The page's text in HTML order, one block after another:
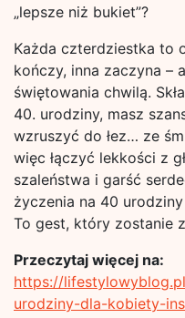
„lepsze niż bukiet”?
Każda czterdziestka to
kończy, inna zaczyna –
świętowania chwilą.
40. urodziny, masz
wzruszyć do łez… ze
więc łączyć lekkości z
szaleństwa i garść
życzenia na 40
To gest, który zostanie
Przeczytaj więcej na:
https://
urodziny-dla-kobiety-